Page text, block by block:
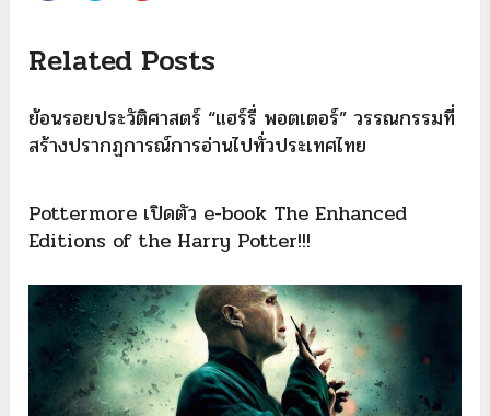
Related Posts
ย้อนรอยประวัติศาสตร์ “แฮร์รี่ พอตเตอร์” วรรณกรรมที่
สร้างปรากฏการณ์การอ่านไปทั่วประเทศไทย
Pottermore เปิดตัว e-book The Enhanced
Editions of the Harry Potter!!!